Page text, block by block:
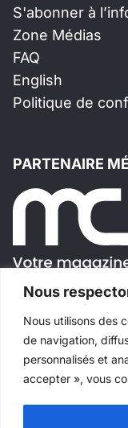
Nous
Nous utilisons des
de navigation,
personnalisés et
accepter », vous
S'abonner à
Zone Médias
FAQ
English
Politique de
PARTENAIRE
SUIVEZ-NOUS!